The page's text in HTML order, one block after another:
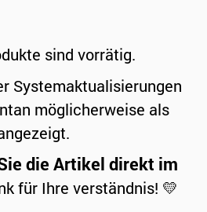
sind vorrätig.
Systemaktualisierungen
möglicherweise als
die Artikel direkt im
für Ihre verständnis! 💛